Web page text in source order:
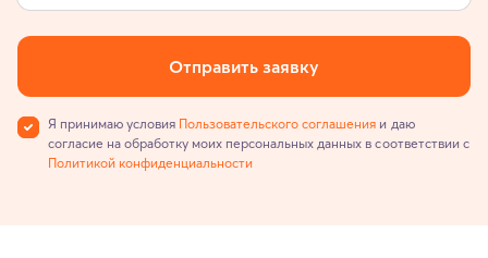
Отправить заявку
Я принимаю условия Пользовательского соглашения и даю
согласие на обработку моих персональных данных в соответствии с
Политикой конфиденциальности